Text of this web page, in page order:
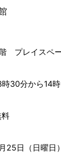
プレイスペ
時30分から14
25日（日曜日